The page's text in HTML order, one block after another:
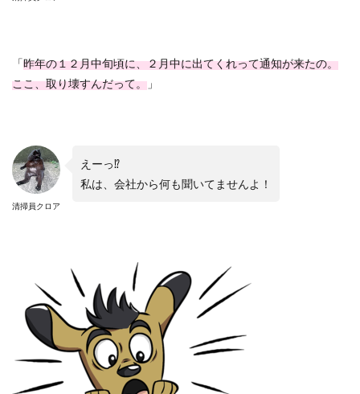
「昨年の１２月中旬頃に、２月中に出てくれって通知が来たの。
ここ、取り壊すんだって。 」
清掃員クロア
えーっ⁉︎
私は、会社から何も聞いてませんよ！